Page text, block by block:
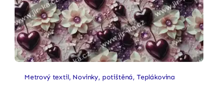
Metrový textil, Novinky, potištěná, Teplákovina